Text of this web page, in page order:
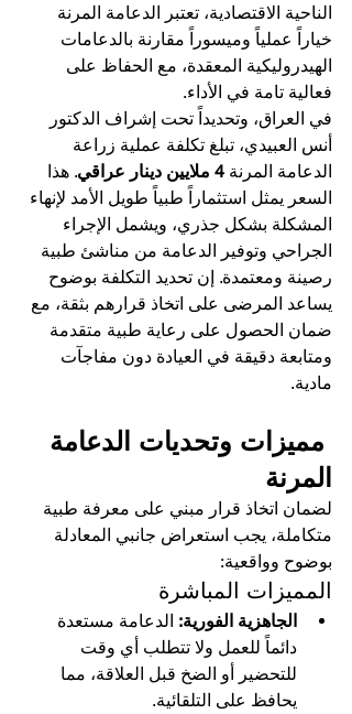
الناحية الاقتصادية، تعتبر الدعامة المرنة
خياراً عملياً وميسوراً مقارنة بالدعامات
الهيدروليكية المعقدة، مع الحفاظ على
فعالية تامة في الأداء.
في العراق، وتحديداً تحت إشراف الدكتور
أنس العبيدي، تبلغ تكلفة عملية زراعة
الدعامة المرنة 4 ملايين دينار عراقي
. هذا
السعر يمثل استثماراً طبياً طويل الأمد لإنهاء
المشكلة بشكل جذري، ويشمل الإجراء
الجراحي وتوفير الدعامة من مناشئ طبية
رصينة ومعتمدة. إن تحديد التكلفة بوضوح
يساعد المرضى على اتخاذ قرارهم بثقة، مع
ضمان الحصول على رعاية طبية متقدمة
ومتابعة دقيقة في العيادة دون مفاجآت
مادية.
مميزات وتحديات الدعامة
المرنة
لضمان اتخاذ قرار مبني على معرفة طبية
متكاملة، يجب استعراض جانبي المعادلة
بوضوح وواقعية:
المميزات المباشرة
الجاهزية الفورية: الدعامة مستعدة
دائماً للعمل ولا تتطلب أي وقت
للتحضير أو الضخ قبل العلاقة، مما
يحافظ على التلقائية.